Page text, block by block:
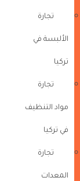
تجارة
الألبسة في
تركيا
تجارة
مواد التنظيف
في تركيا
تجارة
المعدات